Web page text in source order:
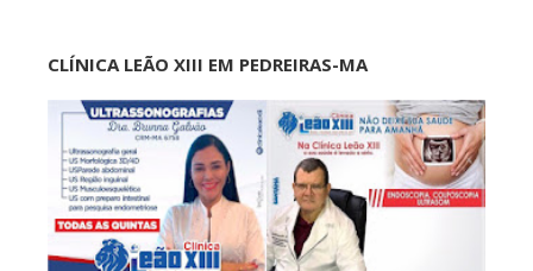
CLÍNICA LEÃO XIII EM PEDREIRAS-MA